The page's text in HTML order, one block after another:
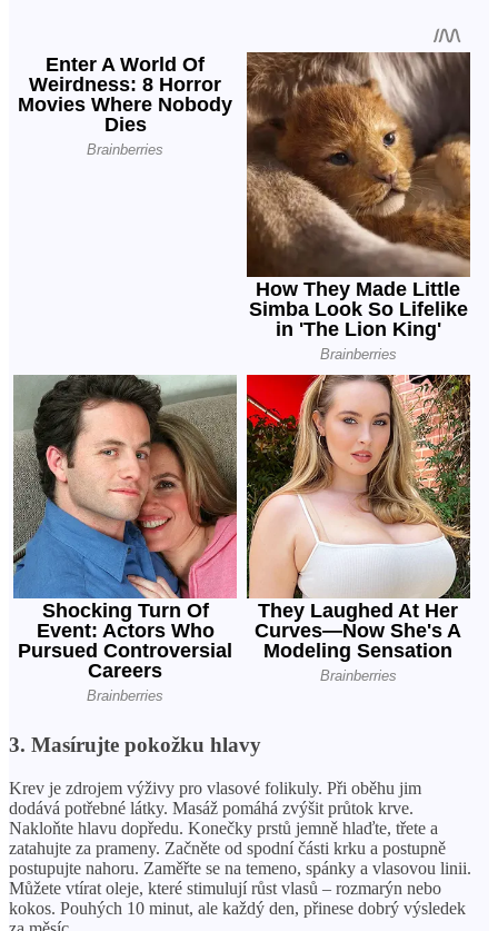
3. Masírujte pokožku hlavy
Krev je zdrojem výživy pro vlasové folikuly. Při oběhu jim
dodává potřebné látky. Masáž pomáhá zvýšit průtok krve.
Nakloňte hlavu dopředu. Konečky prstů jemně hlaďte, třete a
zatahujte za prameny. Začněte od spodní části krku a postupně
postupujte nahoru. Zaměřte se na temeno, spánky a vlasovou linii.
Můžete vtírat oleje, které stimulují růst vlasů – rozmarýn nebo
kokos. Pouhých 10 minut, ale každý den, přinese dobrý výsledek